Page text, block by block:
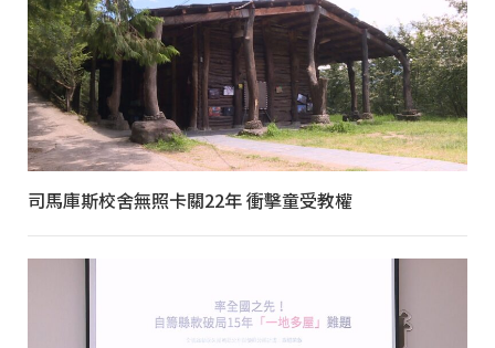
司馬庫斯校舍無照卡關22年 衝擊童受教權